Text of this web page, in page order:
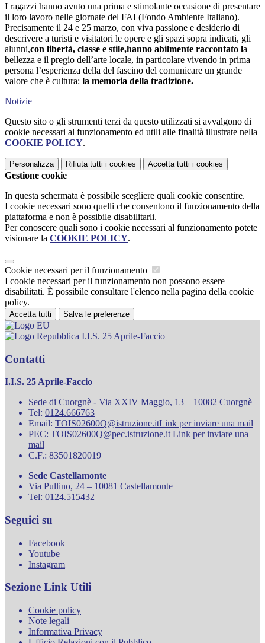
I ragazzi hanno avuto una prima e stimolante occasione di presentare
il loro lavoro nelle giornate del FAI (Fondo Ambiente Italiano).
Precisamente il 24 e 25 marzo, con viva passione e desiderio di
descrivere a turisti e visitatori le opere e gli spazi sopra indicati, gli
alunni,con libertà, classe e stile,hanno abilmente raccontato la
bellezza e il pregio dell’arte locale, in particolare vivendo in prima
persona l’esperienza della del fascino del comunicare un grande
valore che è cultura: la memoria della tradizione.
Notizie
Questo sito o gli strumenti terzi da questo utilizzati si avvalgono di
cookie necessari al funzionamento ed utili alle finalità illustrate nella
COOKIE POLICY.
Personalizza Rifiuta tutti i cookies Accetta tutti i cookies
Gestione cookie
In questa schermata è possibile scegliere quali cookie consentire.
I cookie necessari sono quelli che consentono il funzionamento della
piattaforma e non è possibile disabilitarli.
Per conoscere quali sono i cookie necessari al funzionamento potete
visionare la COOKIE POLICY.
Cookie necessari per il funzionamento
I cookie necessari per il funzionamento non possono essere
disabilitati. È possibile consultare l'elenco nella pagina della cookie
policy.
Accetta tutti Salva le preferenze
I.I.S. 25 Aprile-Faccio
Contatti
I.I.S. 25 Aprile-Faccio
Sede di Cuorgnè - Via XXIV Maggio, 13 – 10082 Cuorgnè
Tel: 0124.666763
Email: TOIS02600Q@istruzione.itLink per inviare una mail
PEC: TOIS02600Q@pec.istruzione.it Link per inviare una
mail
C.F.: 83501820019
Sede Castellamonte
Via Pullino, 24 – 10081 Castellamonte
Tel: 0124.515432
Seguici su
Facebook
Youtube
Instagram
Sezione Link Utili
Cookie policy
Note legali
Informativa Privacy